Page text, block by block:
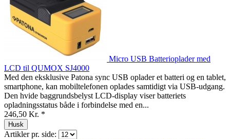
Micro USB Batterioplader med
LCD til QUMOX SJ4000
Med den eksklusive Patona sync USB oplader et batteri og en tablet,
smartphone, kan mobiltelefonen oplades samtidigt via USB-udgang.
Den hvide baggrundsbelyst LCD-display viser batteriets
opladningsstatus både i forbindelse med en...
246,50 Kr. *
Husk
Artikler pr. side: